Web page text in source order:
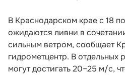
В Краснодарском крае с 18
ожидаются ливни в
сильным ветром, сообщает
гидрометцентр. В отдельных
могут достигать 20–25 м/с,